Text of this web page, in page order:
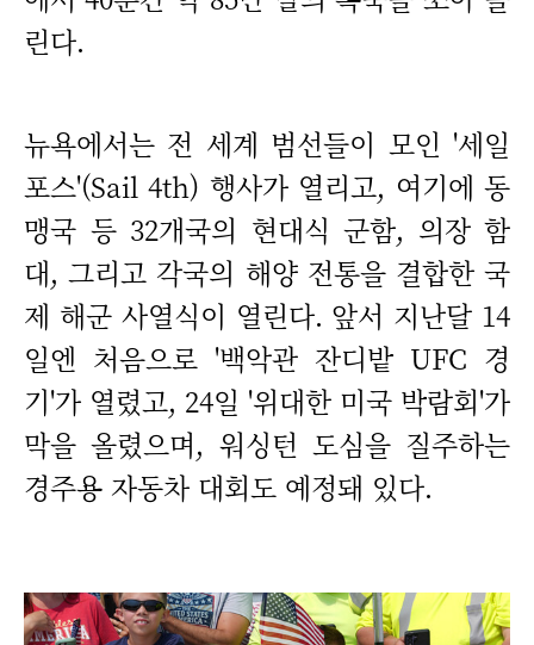
린다.
뉴욕에서는 전 세계 범선들이 모인 '세일
포스'(Sail 4th) 행사가 열리고, 여기에 동
맹국 등 32개국의 현대식 군함, 의장 함
대, 그리고 각국의 해양 전통을 결합한 국
제 해군 사열식이 열린다. 앞서 지난달 14
일엔 처음으로 '백악관 잔디밭 UFC 경
기'가 열렸고, 24일 '위대한 미국 박람회'가
막을 올렸으며, 워싱턴 도심을 질주하는
경주용 자동차 대회도 예정돼 있다.